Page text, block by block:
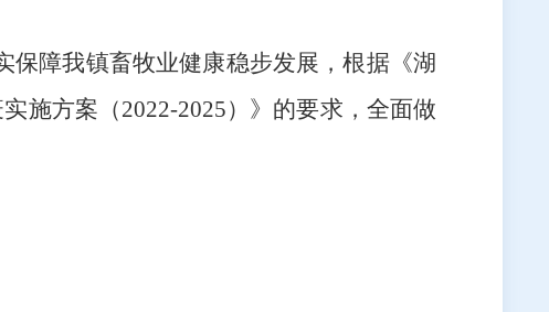
保障我镇畜牧业健康稳步发展，根据《湖
施方案 （2022-2025）》的要求，全面做